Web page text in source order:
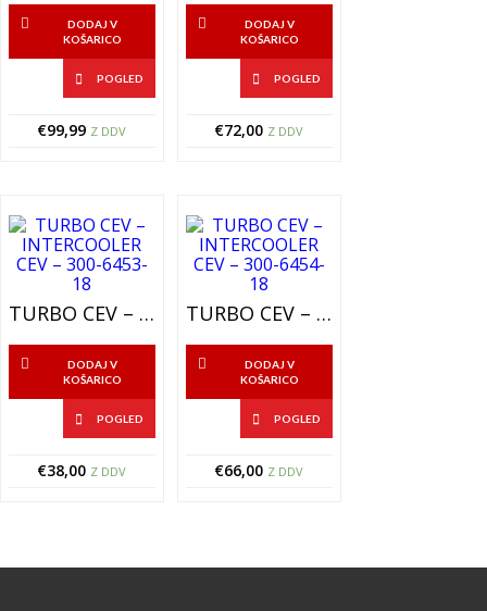
DODAJ V
KOŠARICO
POGLED
€99,99 Z DDV
DODAJ V
KOŠARICO
POGLED
€72,00 Z DDV
TURBO CEV – INTERCOOLER CEV – 300-6453-18
DODAJ V
KOŠARICO
POGLED
€38,00 Z DDV
TURBO CEV – INTERCOOLER CEV – 300-6454-18
DODAJ V
KOŠARICO
POGLED
€66,00 Z DDV